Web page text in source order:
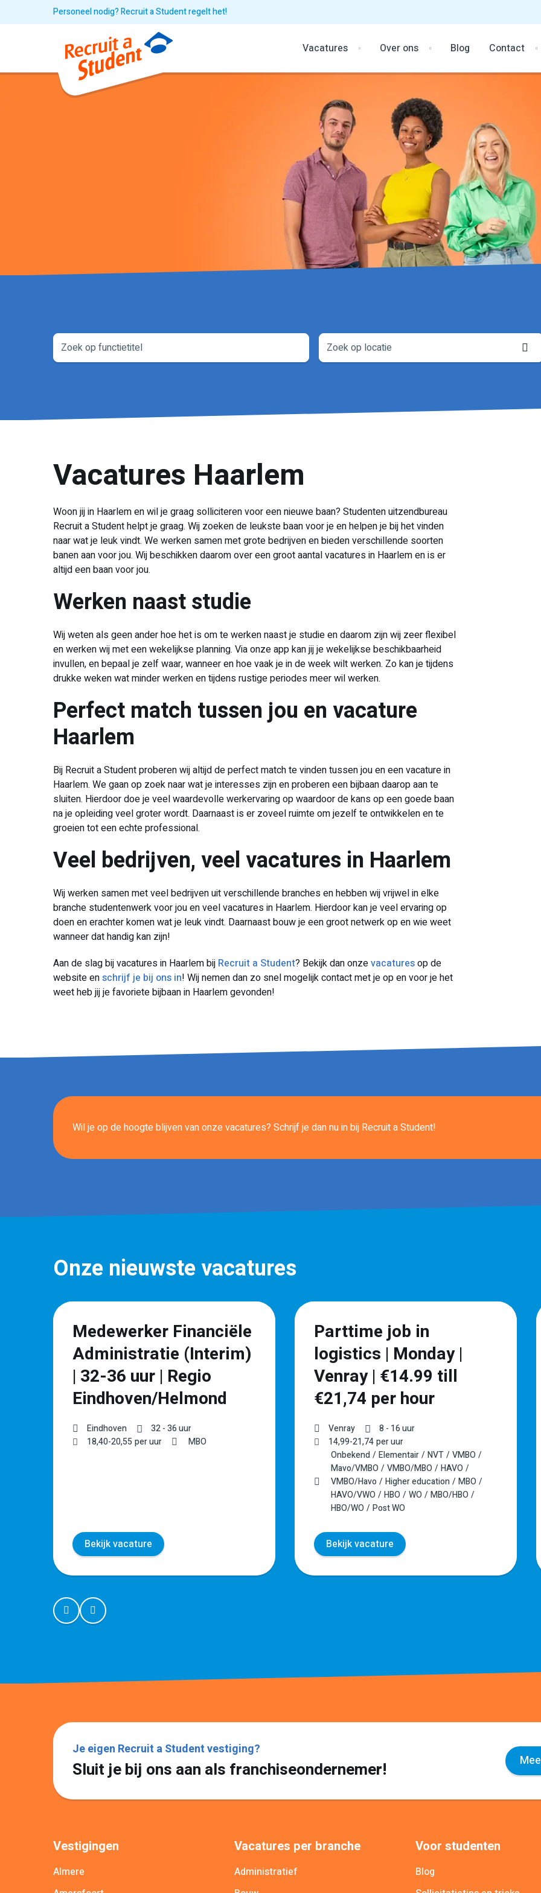
Personeel nodig? Recruit a Student regelt het!
Vacatures Over ons Blog Contact
Vacatures Haarlem
Woon jij in Haarlem en wil je graag solliciteren voor een nieuwe baan? Studenten uitzendbureau
Recruit a Student helpt je graag. Wij zoeken de leukste baan voor je en helpen je bij het vinden
naar wat je leuk vindt. We werken samen met grote bedrijven en bieden verschillende soorten
banen aan voor jou. Wij beschikken daarom over een groot aantal vacatures in Haarlem en is er
altijd een baan voor jou.
Werken naast studie
Wij weten als geen ander hoe het is om te werken naast je studie en daarom zijn wij zeer flexibel
en werken wij met een wekelijkse planning. Via onze app kan jij je wekelijkse beschikbaarheid
invullen, en bepaal je zelf waar, wanneer en hoe vaak je in de week wilt werken. Zo kan je tijdens
drukke weken wat minder werken en tijdens rustige periodes meer wil werken.
Perfect match tussen jou en vacature
Haarlem
Bij Recruit a Student proberen wij altijd de perfect match te vinden tussen jou en een vacature in
Haarlem. We gaan op zoek naar wat je interesses zijn en proberen een bijbaan daarop aan te
sluiten. Hierdoor doe je veel waardevolle werkervaring op waardoor de kans op een goede baan
na je opleiding veel groter wordt. Daarnaast is er zoveel ruimte om jezelf te ontwikkelen en te
groeien tot een echte professional.
Veel bedrijven, veel vacatures in Haarlem
Wij werken samen met veel bedrijven uit verschillende branches en hebben wij vrijwel in elke
branche studentenwerk voor jou en veel vacatures in Haarlem. Hierdoor kan je veel ervaring op
doen en erachter komen wat je leuk vindt. Daarnaast bouw je een groot netwerk op en wie weet
wanneer dat handig kan zijn!
Aan de slag bij vacatures in Haarlem bij Recruit a Student? Bekijk dan onzevacaturesop de
website enschrijf je bij ons in! Wij nemen dan zo snel mogelijk contact met je op en voor je het
weet heb jij je favoriete bijbaan in Haarlem gevonden!
Wil je op de hoogte blijven van onze vacatures? Schrijf je dan nu inbij Recruit a Student!
Onze nieuwste vacatures
Medewerker Financiële
Administratie (Interim)
| 32-36 uur | Regio
Eindhoven/Helmond
Eindhoven
32 - 36 uur
18,40-20,55per uur MBO
Bekijk vacature
Parttime job in
logistics | Monday |
Venray | €14.99 till
€21,74 per hour
Venray
8 - 16 uur
14,99-21,74per uur
Onbekend
Elementair NVT
VMBO
Mavo/VMBO
VMBO/MBO
HAVO
VMBO/Havo
Higher education
MBO
HAVO/VWO
HBO WO
MBO/HBO
HBO/WO
Post WO
Bekijk vacature
Je eigen Recruit a Student vestiging?
Sluit je bij ons aan als franchiseondernemer!
Vestigingen
Almere
Vacatures per branche
Administratief
Voor studenten
Blog